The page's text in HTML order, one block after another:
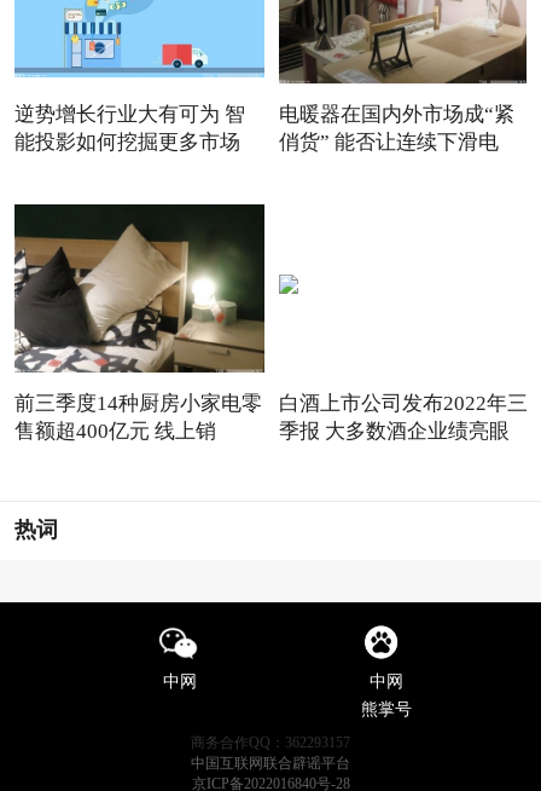
逆势增长行业大有可为 智
能投影如何挖掘更多市场
电暖器在国内外市场成“紧
俏货” 能否让连续下滑电
前三季度14种厨房小家电零
售额超400亿元 线上销
白酒上市公司发布2022年三
季报 大多数酒企业绩亮眼
热词
中网
中网
熊掌号
商务合作QQ：362293157
中国互联网联合辟谣平台
京ICP备2022016840号-28